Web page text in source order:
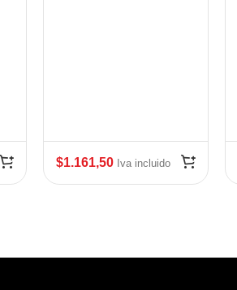
$1.161,50 Iva incluido